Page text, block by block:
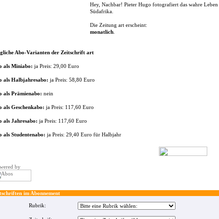
Hey, Nachbar! Pieter Hugo fotografiert das wahre
Südafrika.
Die Zeitung art erscheint:
monatlich
Abo-Varianten der Zeitschrift art
als Miniabo: ja Preis: 29,00 Euro
als Halbjahresabo: ja Preis: 58,80 Euro
als Prämienabo: nein
als Geschenkabo: ja Preis: 117,60 Euro
als Jahresabo: ja Preis: 117,60 Euro
als Studentenabo: ja Preis: 29,40 Euro für Halbjahr
by
im Abonnement
Rubrik: